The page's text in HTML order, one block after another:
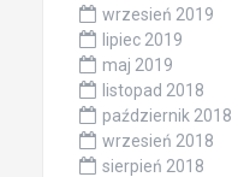
wrzesień 2019
lipiec 2019
maj 2019
listopad 2018
październik 2018
wrzesień 2018
sierpień 2018